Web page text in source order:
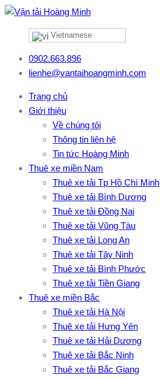
Vietnamese
0902.663.896
lienhe@vantaihoangminh.com
Trang chủ
Giới thiệu
Về chúng tôi
Thông tin liên hệ
Tin tức Hoàng Minh
Thuê xe miền Nam
Thuê xe tải Tp Hồ Chí Minh
Thuê xe tải Bình Dương
Thuê xe tải Đồng Nai
Thuê xe tải Vũng Tàu
Thuê xe tải Long An
Thuê xe tải Tây Ninh
Thuê xe tải Bình Phước
Thuê xe tải Tiền Giang
Thuê xe miền Bắc
Thuê xe tải Hà Nội
Thuê xe tải Hưng Yên
Thuê xe tải Hải Dương
Thuê xe tải Bắc Ninh
Thuê xe tải Bắc Giang